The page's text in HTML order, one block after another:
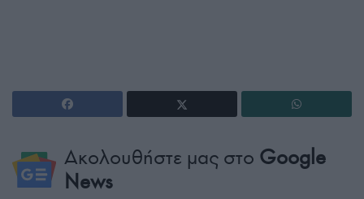
Ακολουθήστε μας στο Google
News